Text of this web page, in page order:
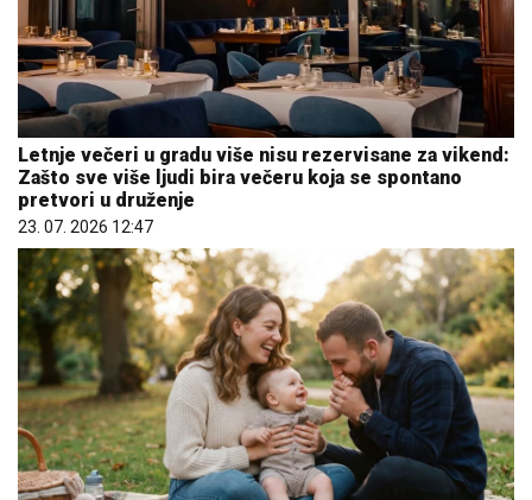
Letnje večeri u gradu više nisu rezervisane za vikend:
Zašto sve više ljudi bira večeru koja se spontano
pretvori u druženje
23. 07. 2026 12:47